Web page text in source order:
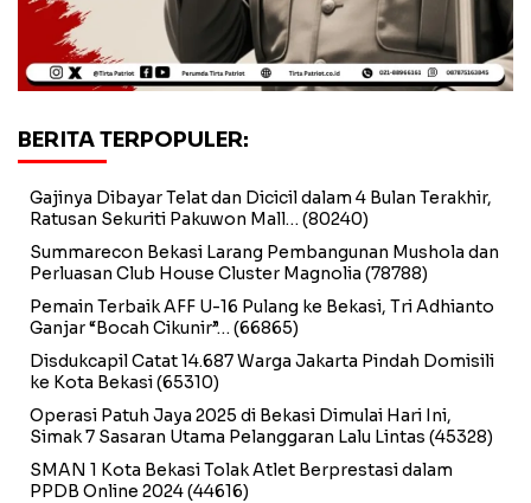
BERITA TERPOPULER:
Gajinya Dibayar Telat dan Dicicil dalam 4 Bulan Terakhir,
Ratusan Sekuriti Pakuwon Mall… (80240)
Summarecon Bekasi Larang Pembangunan Mushola dan
Perluasan Club House Cluster Magnolia (78788)
Pemain Terbaik AFF U-16 Pulang ke Bekasi, Tri Adhianto
Ganjar “Bocah Cikunir”… (66865)
Disdukcapil Catat 14.687 Warga Jakarta Pindah Domisili
ke Kota Bekasi(65310)
Operasi Patuh Jaya 2025 di Bekasi Dimulai Hari Ini,
Simak 7 Sasaran Utama Pelanggaran Lalu Lintas (45328)
SMAN 1 Kota Bekasi Tolak Atlet Berprestasi dalam
PPDB Online 2024(44616)